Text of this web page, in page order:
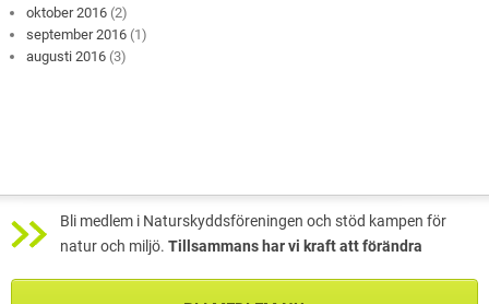
oktober 2016 (2)
september 2016 (1)
augusti 2016 (3)
Bli medlem i Naturskyddsföreningen och stöd kampen för
natur och miljö. Tillsammans har vi kraft att förändra